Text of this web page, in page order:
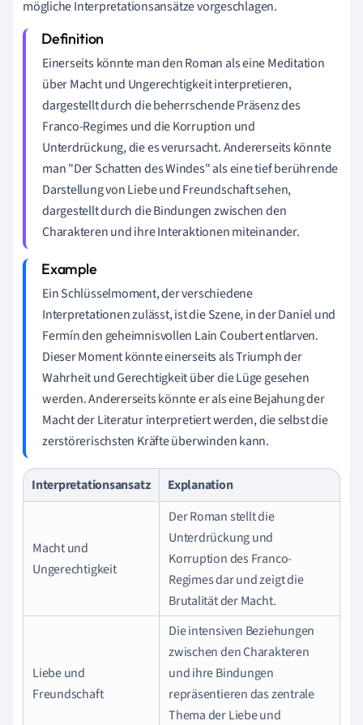
mögliche Interpretationsansätze vorgeschlagen.
Einerseits könnte man den Roman als eine Meditation
über Macht und Ungerechtigkeit interpretieren,
dargestellt durch die beherrschende Präsenz des
Franco-Regimes und die Korruption und
Unterdrückung, die es verursacht. Andererseits könnte
man "Der Schatten des Windes" als eine tief berührende
Darstellung von Liebe und Freundschaft sehen,
dargestellt durch die Bindungen zwischen den
Charakteren und ihre Interaktionen miteinander.
Ein Schlüsselmoment, der verschiedene
Interpretationen zulässt, ist die Szene, in der Daniel und
Fermín den geheimnisvollen Lain Coubert entlarven.
Dieser Moment könnte einerseits als Triumph der
Wahrheit und Gerechtigkeit über die Lüge gesehen
werden. Andererseits könnte er als eine Bejahung der
Macht der Literatur interpretiert werden, die selbst die
zerstörerischsten Kräfte überwinden kann.
Interpretationsansatz Explanation
Macht und
Ungerechtigkeit
Der Roman stellt die
Unterdrückung und
Korruption des Franco-
Regimes dar und zeigt die
Brutalität der Macht.
Liebe und
Freundschaft
Die intensiven Beziehungen
zwischen den Charakteren
und ihre Bindungen
repräsentieren das zentrale
Thema der Liebe und